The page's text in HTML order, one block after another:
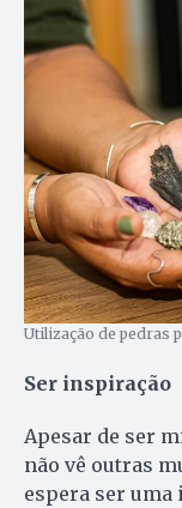
Utilização de pedras
Ser inspiração
Apesar de ser
não vê outras
espera ser